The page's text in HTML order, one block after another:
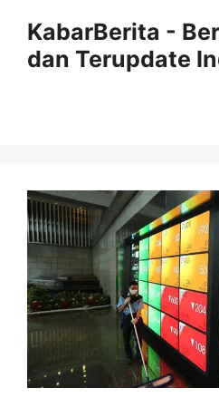
KabarBerita -
dan Terupdate